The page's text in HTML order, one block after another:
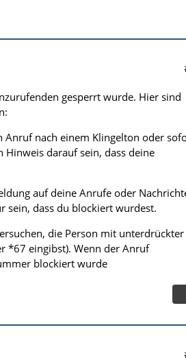
gesperrt wurde. Hier sind
nach einem Klingelton oder
darauf sein, dass deine
auf deine Anrufe oder
sein, dass du blockiert wurdest.
die Person mit unterdrückter
*67 eingibst). Wenn der Anruf
blockiert wurde